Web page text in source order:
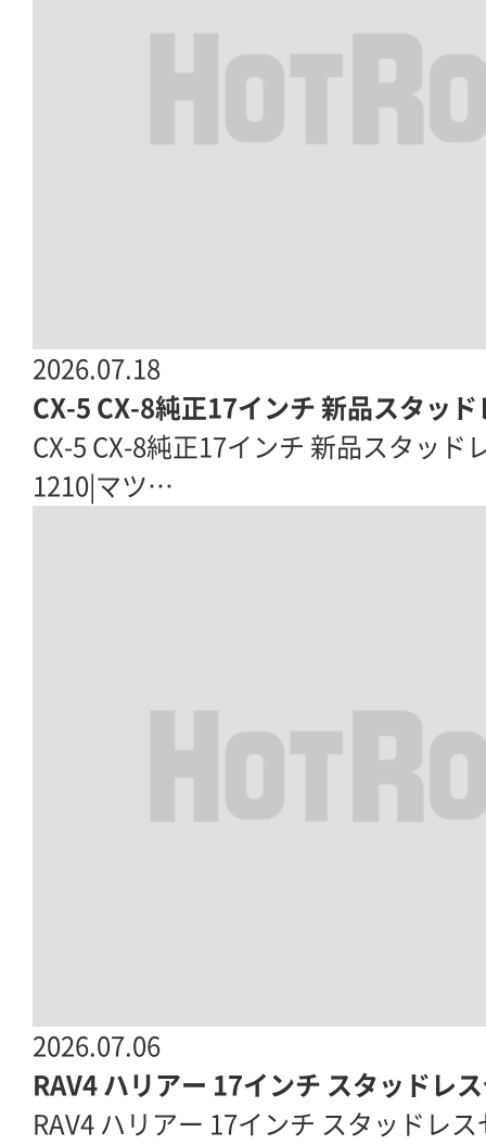
2026.07.18
CX-5 CX-8純正17インチ 新品スタッ
CX-5 CX-8純正17インチ 新品スタッド
1210|マツ…
2026.07.06
RAV4 ハリアー 17インチ スタッドレ
RAV4 ハリアー 17インチ スタッドレ